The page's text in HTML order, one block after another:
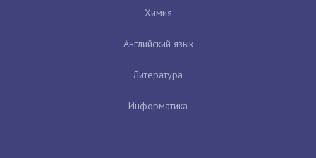
Химия
Английский язык
Литература
Информатика